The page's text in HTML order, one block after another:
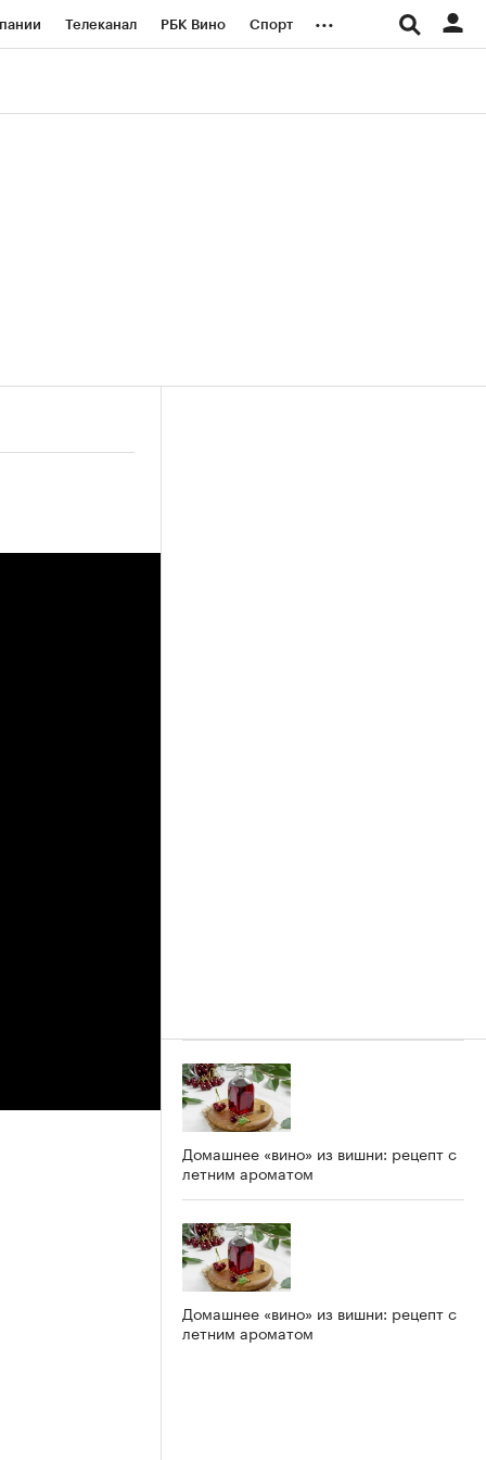
Телеканал РБК Вино Спорт ...
Домашнее «вино» из вишни: рецепт с
летним ароматом
Домашнее «вино» из вишни: рецепт с
летним ароматом